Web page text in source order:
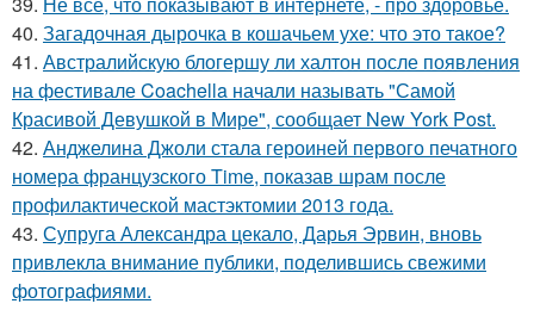
40. Загадочная дырочка в кошачьем ухе: что это такое?
41. Австралийскую блогершу ли халтон после появления
на фестивале Coachella начали называть "Самой
Красивой Девушкой в Мире", сообщает New York Post.
42. Анджелина Джоли стала героиней первого печатного
номера французского Time, показав шрам после
профилактической мастэктомии 2013 года.
43. Супруга Александра цекало, Дарья Эрвин, вновь
привлекла внимание публики, поделившись свежими
фотографиями.